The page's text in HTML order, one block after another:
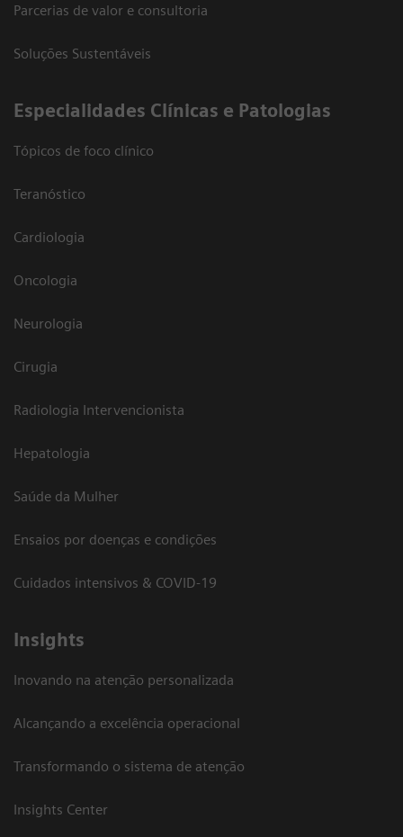
Parcerias de valor e consultoria
Soluções Sustentáveis
​Especialidades Clínicas e Patologias
Tópicos de foco clínico
Teranóstico
Cardiologia
Oncologia
Neurologia
Cirugia
Radiologia Intervencionista
Hepatologia
Saúde da Mulher
Ensaios por doenças e condições
Cuidados intensivos & COVID-19
Insights
Inovando na atenção personalizada
Alcançando a excelência operacional
Transformando o sistema de atenção
Insights Center